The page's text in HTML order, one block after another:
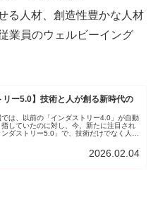
る人材、創造性豊かな人材
業員のウェルビーイング
リー5.0】技術と人が創る新時代の
は、以前の「インダストリー4.0」が自動
していたのに対し、今、新たに注目され
ダストリー5.0」で、技術だけでなく人間
、20年間、機械エンジニアを務め、生成AI
2026.02.04